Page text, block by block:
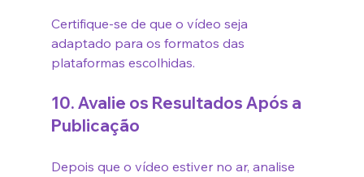
Certifique-se de que o vídeo seja
adaptado para os formatos das
plataformas escolhidas.
10. Avalie os Resultados Após a
Publicação
Depois que o vídeo estiver no ar, analise